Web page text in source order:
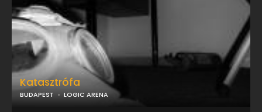
Katasztrófa
BUDAPEST LOGIC ARENA